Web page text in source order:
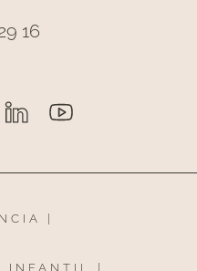
16
INFANTIL |